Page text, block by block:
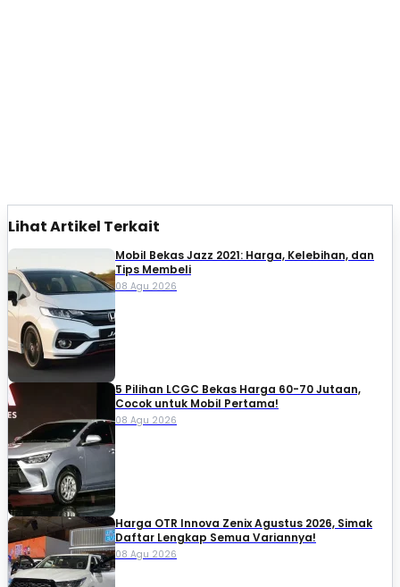
Lihat Artikel Terkait
Mobil Bekas Jazz 2021: Harga, Kelebihan, dan
Tips Membeli
08 Agu 2026
5 Pilihan LCGC Bekas Harga 60-70 Jutaan,
Cocok untuk Mobil Pertama!
08 Agu 2026
Harga OTR Innova Zenix Agustus 2026, Simak
Daftar Lengkap Semua Variannya!
08 Agu 2026